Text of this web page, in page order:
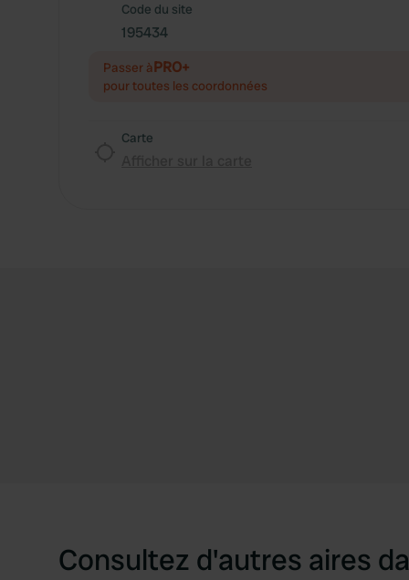
Code du site
195434
Passer àPRO+
pour toutes les coordonnées
Carte
Consultez d'autres aires